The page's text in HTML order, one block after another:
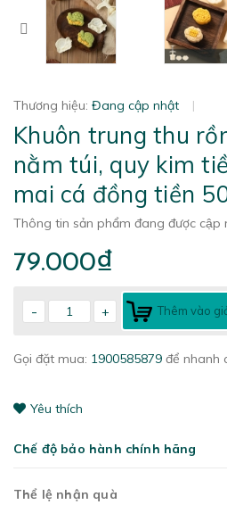
Thương hiệu: Đang cập nhật |
Khuôn trung thu
nằm túi, quy kim
mai cá đồng tiền
Thông tin sản phẩm đang được cập
79.000₫
- + Thêm vào
Gọi đặt mua: 1900585879 để nhanh
Yêu thích
Chế độ bảo hành chính hãng
Thể lệ nhận quà